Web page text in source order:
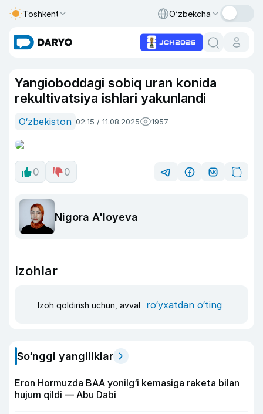
Toshkent O‘zbekcha
Yangioboddagi sobiq uran konida
rekultivatsiya ishlari yakunlandi
O‘zbekiston 02:15 / 11.08.2025 1957
0 0
Nigora A'loyeva
Izohlar
Izoh qoldirish uchun, avval ro‘yxatdan o‘ting
So‘nggi yangiliklar
Eron Hormuzda BAA yonilg‘i kemasiga raketa bilan
hujum qildi — Abu Dabi